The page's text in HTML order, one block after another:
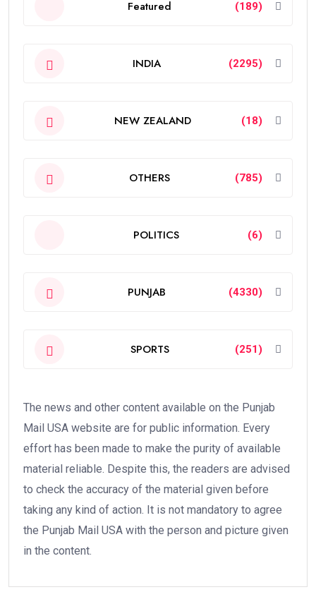
Featured (189)
INDIA (2295)
NEW ZEALAND (18)
OTHERS (785)
POLITICS (6)
PUNJAB (4330)
SPORTS (251)
The news and other content available on the Punjab
Mail USA website are for public information. Every
effort has been made to make the purity of available
material reliable. Despite this, the readers are advised
to check the accuracy of the material given before
taking any kind of action. It is not mandatory to agree
the Punjab Mail USA with the person and picture given
in the content.